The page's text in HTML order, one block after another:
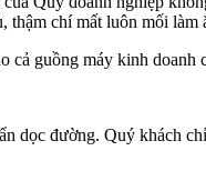
thậm chí mất luôn mối làm
cả guồng máy kinh doanh
dọc đường. Quý khách